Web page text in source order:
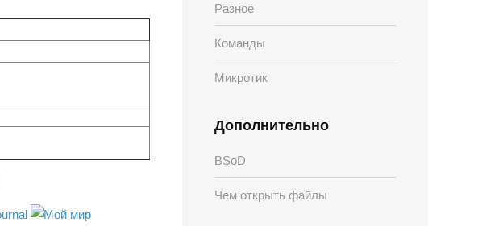
Разное
Команды
Микротик
Дополнительно
BSoD
Чем открыть файлы